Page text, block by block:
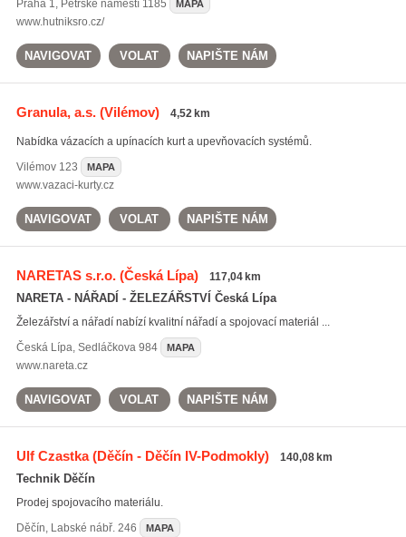
Praha 1, Petrské náměstí 1185 MAPA
www.hutniksro.cz/
NAVIGOVAT VOLAT NAPIŠTE NÁM
Granula, a.s.(Vilémov) 4,52 km
Nabídka vázacích a upínacích kurt a upevňovacích systémů.
Vilémov123 MAPA
www.vazaci-kurty.cz
NAVIGOVAT VOLAT NAPIŠTE NÁM
NARETAS s.r.o.(Česká Lípa) 117,04 km
NARETA - NÁŘADÍ - ŽELEZÁŘSTVÍ Česká Lípa
Železářství a nářadí nabízí kvalitní nářadí a spojovací materiál ...
Česká Lípa, Sedláčkova 984 MAPA
www.nareta.cz
NAVIGOVAT VOLAT NAPIŠTE NÁM
Ulf Czastka(Děčín - Děčín IV-Podmokly) 140,08 km
Technik Děčín
Prodej spojovacího materiálu.
Děčín, Labské nábř. 246 MAPA